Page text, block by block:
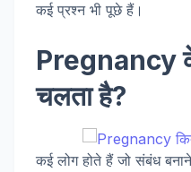
कई प्रश्न भी पूछे हैं।
Pregnancy
चलता है?
कई लोग होते हैं जो संबंध